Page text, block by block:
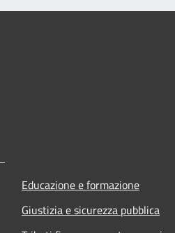
Educazione e formazione
Giustizia e sicurezza pubblica